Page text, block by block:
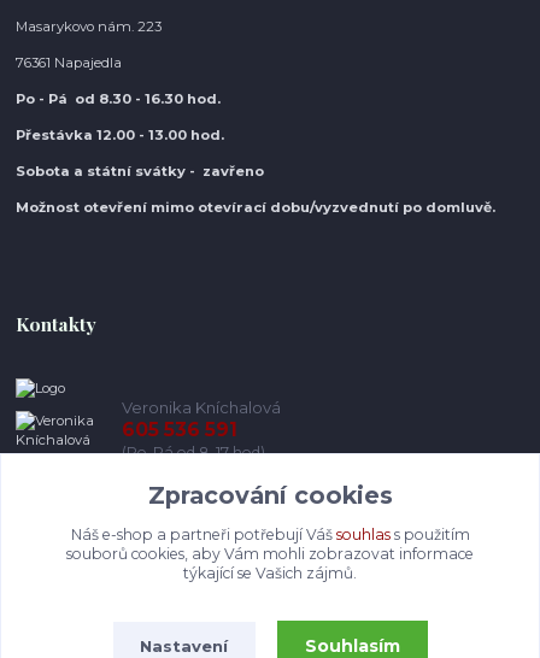
Masarykovo nám. 223
76361 Napajedla
Po - Pá od 8.30 - 16.30 hod.
Přestávka 12.00 - 13.00 hod.
Sobota a státní svátky - zavřeno
Možnost otevření mimo otevírací dobu/vyzvednutí po domluvě.
Kontakty
Veronika Kníchalová
605 536 591
(Po-Pá od 8-17 hod)
info@pohodlneboty.cz
Zpracování cookies
Náš e-shop a partneři potřebují Váš souhlass použitím
souborů cookies, aby Vám mohli zobrazovat informace
týkající se Vašich zájmů.
Nastavení Souhlasím